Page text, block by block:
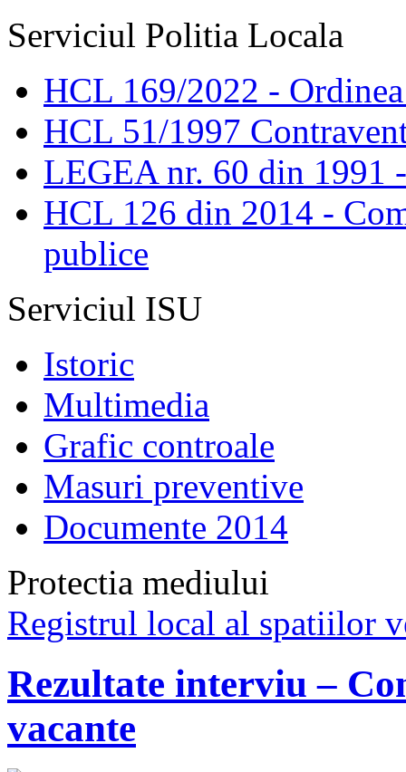
Serviciul Politia Locala
HCL 169/2022 -
HCL 51/1997
LEGEA nr. 60 din 1991
HCL 126 din 2014 -
publice
Serviciul ISU
Istoric
Multimedia
Grafic controale
Masuri preventive
Documente 2014
Protectia mediului
Registrul local al spatiilor
Rezultate interviu –
vacante